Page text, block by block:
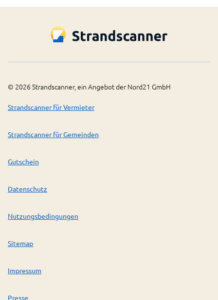
© 2026 Strandscanner, ein Angebot der Nord21 GmbH
Strandscanner für Vermieter
Strandscanner für Gemeinden
Gutschein
Datenschutz
Nutzungsbedingungen
Sitemap
Impressum
Presse